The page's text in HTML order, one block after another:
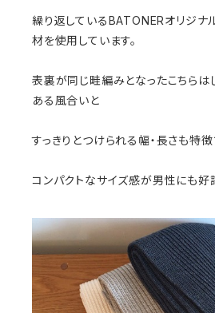
繰り返しているBATONERオリジナ
材を使用しています。
表裏が同じ畦編みとなったこちら
ある風合いと
すっきりとつけられる幅・長さも特徴
コンパクトなサイズ感が男性にも好